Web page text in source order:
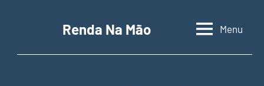
conteúdo
Renda Na Mão
Contabilidade,
Menu